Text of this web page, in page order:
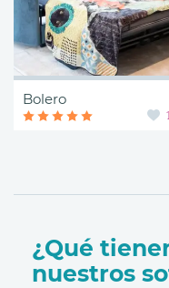
¿Qué
nuestros
Bolero